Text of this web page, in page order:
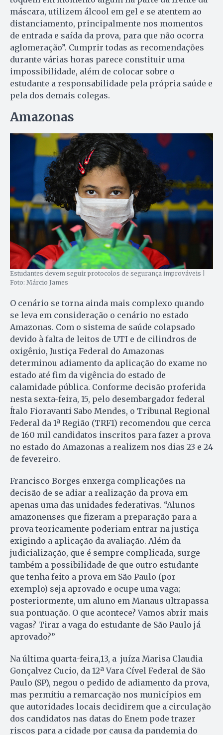
máscara, utilizem álcool em gel e se atentem ao
distanciamento, principalmente nos momentos
de entrada e saída da prova, para que não ocorra
aglomeração”. Cumprir todas as recomendações
durante várias horas parece constituir uma
impossibilidade, além de colocar sobre o
estudante a responsabilidade pela própria saúde e
pela dos demais colegas.
Amazonas
Estudantes devem seguir protocolos de segurança improváveis |
Foto: Márcio James
O cenário se torna ainda mais complexo quando
se leva em consideração o cenário no estado
Amazonas. Com o sistema de saúde colapsado
devido à falta de leitos de UTI e de cilindros de
oxigênio, Justiça Federal do Amazonas
determinou adiamento da aplicação do exame no
estado até fim da vigência do estado de
calamidade pública. Conforme decisão proferida
nesta sexta-feira, 15, pelo desembargador federal
Ítalo Fioravanti Sabo Mendes, o Tribunal Regional
Federal da 1ª Região (TRF1) recomendou que cerca
de 160 mil candidatos inscritos para fazer a prova
no estado do Amazonas a realizem nos dias 23 e 24
de fevereiro.
Francisco Borges enxerga complicações na
decisão de se adiar a realização da prova em
apenas uma das unidades federativas. “Alunos
amazonenses que fizeram a preparação para a
prova teoricamente poderiam entrar na justiça
exigindo a aplicação da avaliação. Além da
judicialização, que é sempre complicada, surge
também a possibilidade de que outro estudante
que tenha feito a prova em São Paulo (por
exemplo) seja aprovado e ocupe uma vaga;
posteriormente, um aluno em Manaus ultrapassa
sua pontuação. O que acontece? Vamos abrir mais
vagas? Tirar a vaga do estudante de São Paulo já
aprovado?”
Na última quarta-feira,13, a juíza Marisa Claudia
Gonçalvez Cucio, da 12ª Vara Cível Federal de São
Paulo (SP), negou o pedido de adiamento da prova,
mas permitiu a remarcação nos municípios em
que autoridades locais decidirem que a circulação
dos candidatos nas datas do Enem pode trazer
riscos para a cidade por causa da pandemia do